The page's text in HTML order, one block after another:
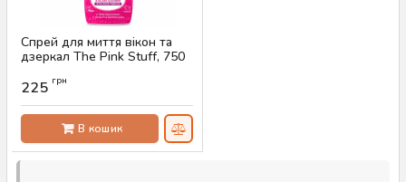
Спрей для миття вікон та
дзеркал The Pink Stuff, 750
Артикул:
225 грн
В кошик